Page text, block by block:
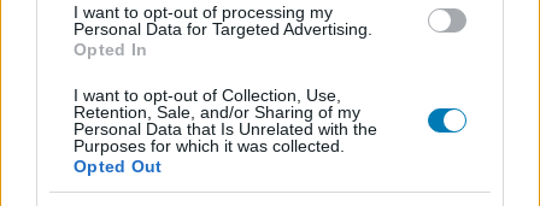
I want to opt-out of processing my
Personal Data for Targeted Advertising.
Opted In
I want to opt-out of Collection, Use,
Retention, Sale, and/or Sharing of my
Personal Data that Is Unrelated with the
Purposes for which it was collected.
Opted Out
Guild Wars 2: Heart of Thorns - a főgonosz is
megmutatja magát a launch trailerben (videó)